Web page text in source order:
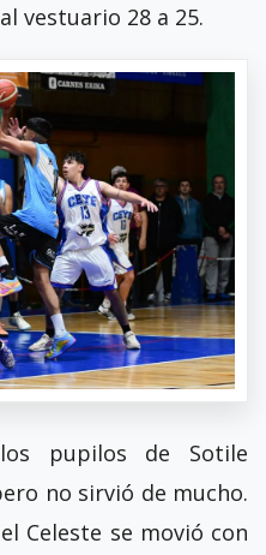
vestuario 28 a 25.
pupilos de Sotile
no sirvió de mucho.
Celeste se movió con